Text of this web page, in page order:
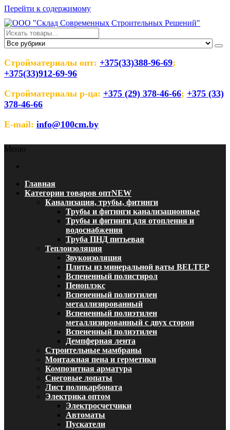
Перейти к содержимому
ООО "Склад Современных
Строительных Решений"
Оптовый магазин строительных материалов
Стройматериалы опт: +375(33)388-96-69;
+375(33)912-69-96
Стройматериалы р-ца: +375 (29) 378-46-66; +375 (33)
378-46-66
E-mail: info@100cm.by
Меню
Главная
Категории товаров оптNEW
Канализация, трубы, фитинги
Трубы и фитинги канализационные
Трубы и фитинги для отопления и
водоснабжения
Труба ПНД питьевая
Теплоизоляция
Звукоизоляция
Плиты из минеральной ваты BELTEP
Вспененный полистирол
Пеноплэкс
Вспененный полиэтилен
металлизированный
Вспененный полиэтилен
металлизированный с двух сторон
Вспененный полиэтилен
Демпферная лента
Строительные мамбраны
Монтажная пена и герметики
Композитная арматура
Снеговые лопаты
Лист поликарбоната
Электрика оптом
Электросчетчики
Автоматы
Пускатели